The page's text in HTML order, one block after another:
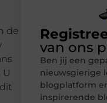
de
van ons
Ben jij een
nieuwsgierige
blogplatform
inspirerende